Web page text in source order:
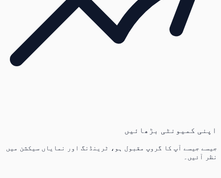
اپنی کمیونٹی بڑھائیں
جیسے جیسے آپ کا گروپ مقبول ہو، ٹرینڈنگ اور نمایاں سیکشن میں
نظر آئیں۔